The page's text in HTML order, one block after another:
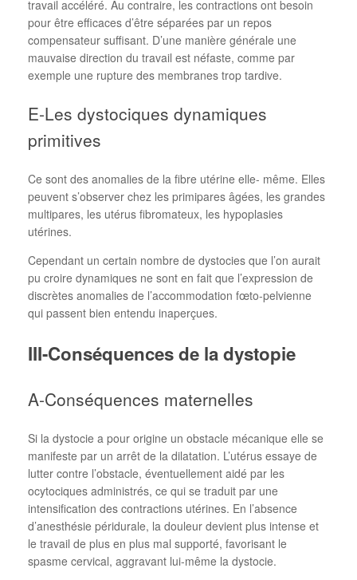
travail accéléré. Au contraire, les contractions ont besoin
pour être efficaces d’être séparées par un repos
compensateur suffisant. D’une manière générale une
mauvaise direction du travail est néfaste, comme par
exemple une rupture des membranes trop tardive.
E-Les dystociques dynamiques
primitives
Ce sont des anomalies de la fibre utérine elle- même. Elles
peuvent s’observer chez les primipares âgées, les grandes
multipares, les utérus fibromateux, les hypoplasies
utérines.
Cependant un certain nombre de dystocies que l’on aurait
pu croire dynamiques ne sont en fait que l’expression de
discrètes anomalies de l’accommodation fœto-pelvienne
qui passent bien entendu inaperçues.
III-Conséquences de la dystopie
A-Conséquences maternelles
Si la dystocie a pour origine un obstacle mécanique elle se
manifeste par un arrêt de la dilatation. L’utérus essaye de
lutter contre l’obstacle, éventuellement aidé par les
ocytociques administrés, ce qui se traduit par une
intensification des contractions utérines. En l’absence
d’anesthésie péridurale, la douleur devient plus intense et
le travail de plus en plus mal supporté, favorisant le
spasme cervical, aggravant lui-même la dystocie.